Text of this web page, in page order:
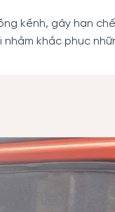
kềnh, gây hạn
nhằm khắc phục